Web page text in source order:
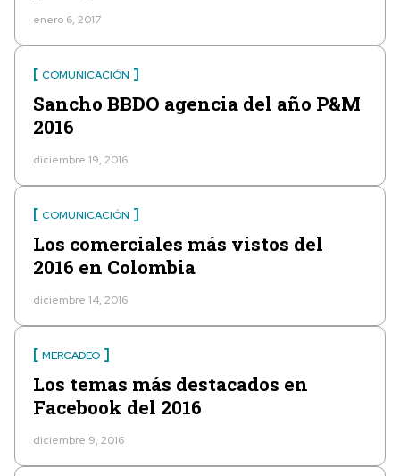
enero 6, 2017
COMUNICACIÓN
Sancho BBDO agencia del año P&M
2016
diciembre 19, 2016
COMUNICACIÓN
Los comerciales más vistos del
2016 en Colombia
diciembre 14, 2016
MERCADEO
Los temas más destacados en
Facebook del 2016
diciembre 9, 2016